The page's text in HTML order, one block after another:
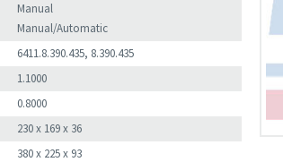
Manual
Manual/Automatic
6411.8.390.435, 8.390.435
1.1000
0.8000
230 x 169 x 36
380 x 225 x 93